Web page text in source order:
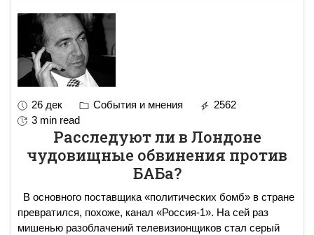
26 дек События и мнения
2562
3 min read
Расследуют ли в Лондоне
чудовищные обвинения против
БАБа?
В основного поставщика «политических бомб» в стране
превратился, похоже, канал «Россия-1». На сей раз
мишенью разоблачений телевизионщиков стал серый